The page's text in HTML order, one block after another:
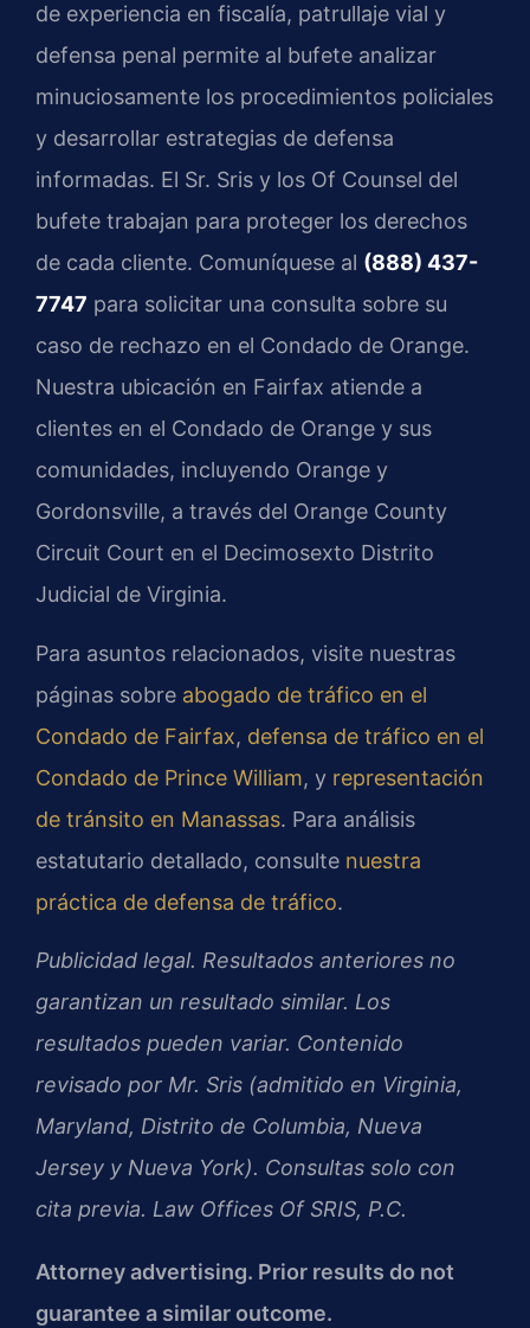
de experiencia en fiscalía, patrullaje vial y
defensa penal permite al bufete analizar
minuciosamente los procedimientos policiales
y desarrollar estrategias de defensa
informadas. El Sr. Sris y los Of Counsel del
bufete trabajan para proteger los derechos
de cada cliente. Comuníquese al (888) 437-
7747 para solicitar una consulta sobre su
caso de rechazo en el Condado de Orange.
Nuestra ubicación en Fairfax atiende a
clientes en el Condado de Orange y sus
comunidades, incluyendo Orange y
Gordonsville, a través del Orange County
Circuit Court en el Decimosexto Distrito
Judicial de Virginia.
Para asuntos relacionados, visite nuestras
páginas sobre abogado de tráfico en el
Condado de Fairfax, defensa de tráfico en el
Condado de Prince William, y representación
de tránsito en Manassas. Para análisis
estatutario detallado, consulte nuestra
práctica de defensa de tráfico.
Publicidad legal. Resultados anteriores no
garantizan un resultado similar. Los
resultados pueden variar. Contenido
revisado por Mr. Sris (admitido en Virginia,
Maryland, Distrito de Columbia, Nueva
Jersey y Nueva York). Consultas solo con
cita previa. Law Offices Of SRIS, P.C.
Attorney advertising. Prior results do not
guarantee a similar outcome.